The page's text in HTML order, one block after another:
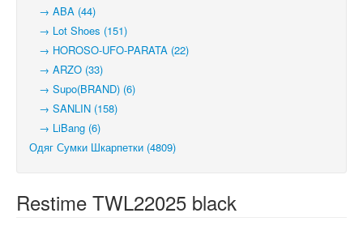
→ ABA (44)
→ Lot Shoes (151)
→ HOROSO-UFO-PARATA (22)
→ ARZO (33)
→ Supo(BRAND) (6)
→ SANLIN (158)
→ LiBang (6)
Одяг Сумки Шкарпетки (4809)
Restime TWL22025 black